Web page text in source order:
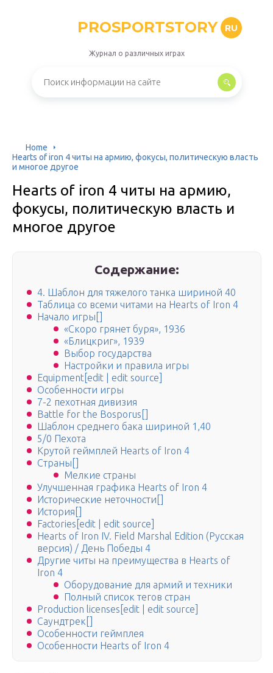
PROSPORTSTORY RU
Журнал о различных играх
Home
Hearts of iron 4 читы на армию, фокусы, политическую власть
и многое другое
Hearts of iron 4 читы на армию,
фокусы, политическую власть и
многое другое
Содержание:
4. Шаблон для тяжелого танка шириной 40
Таблица со всеми читами на Hearts of Iron 4
Начало игры[]
«Скоро грянет буря», 1936
«Блицкриг», 1939
Выбор государства
Настройки и правила игры
Equipment[edit | edit source]
Особенности игры
7-2 пехотная дивизия
Battle for the Bosporus[]
Шаблон среднего бака шириной 1,40
5/0 Пехота
Крутой геймплей Hearts of Iron 4
Страны[]
Мелкие страны
Улучшенная графика Hearts of Iron 4
Исторические неточности[]
История[]
Factories[edit | edit source]
Hearts of Iron IV. Field Marshal Edition (Русская
версия) / День Победы 4
Другие читы на преимущества в Hearts of
Iron 4
Оборудование для армий и техники
Полный список тегов стран
Production licenses[edit | edit source]
Саундтрек[]
Особенности геймплея
Особенности Hearts of Iron 4